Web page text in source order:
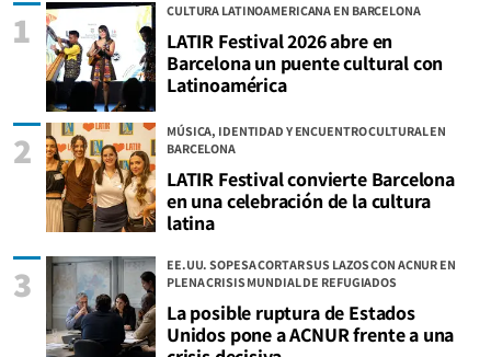
CULTURA LATINOAMERICANA EN BARCELONA
LATIR Festival 2026 abre en
Barcelona un puente cultural con
Latinoamérica
1
MÚSICA, IDENTIDAD Y ENCUENTRO CULTURAL EN
BARCELONA
LATIR Festival convierte Barcelona
en una celebración de la cultura
latina
2
EE.UU. SOPESA CORTAR SUS LAZOS CON ACNUR EN
PLENA CRISIS MUNDIAL DE REFUGIADOS
La posible ruptura de Estados
Unidos pone a ACNUR frente a una
3